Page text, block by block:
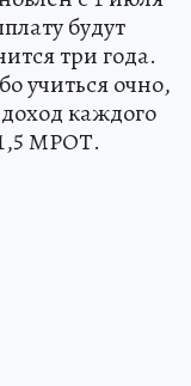
будут
три года.
учиться очно,
каждого
МРОТ.